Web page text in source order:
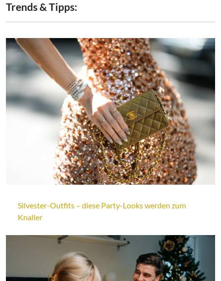
Trends & Tipps:
Silvester-Outfits – diese Party-Looks werden zum
Knaller